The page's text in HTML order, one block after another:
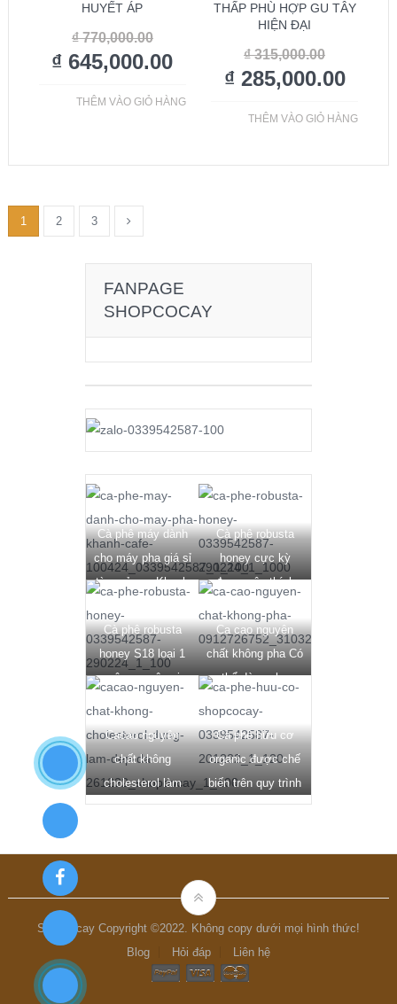
HUYẾT ÁP
₫770,000.00
₫ 645,000.00
THÊM VÀO GIỎ HÀNG
THẤP PHÙ HỢP GU TÂY
HIỆN ĐẠI
₫315,000.00
₫285,000.00
THÊM VÀO GIỎ HÀNG
1 2 3
FANPAGE
SHOPCOCAY
Cà phê máy dành
cho máy pha giá sỉ
từ xưởng - Khanh
Cà phê robusta
honey cực kỳ
được yêu thích
gần đây
Cà phê robusta
honey S18 loại 1
mộc nguyên vị
Ca cao nguyên
chất không pha Có
thể dùng cho
Cacao nguyên
chất không
cholesterol làm
body scrub giúp da
bóng
Cà phê hữu cơ
organic được chế
biến trên quy trình
khép kín hiện đại,
Shopcocay Copyright ©2022. Không copy dưới mọi hình thức!
Blog
Hỏi đáp Liên hệ